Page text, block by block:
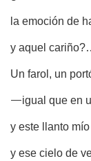
la emoción de
y aquel
Un farol, un
—igual que en
y este llanto
y ese cielo de